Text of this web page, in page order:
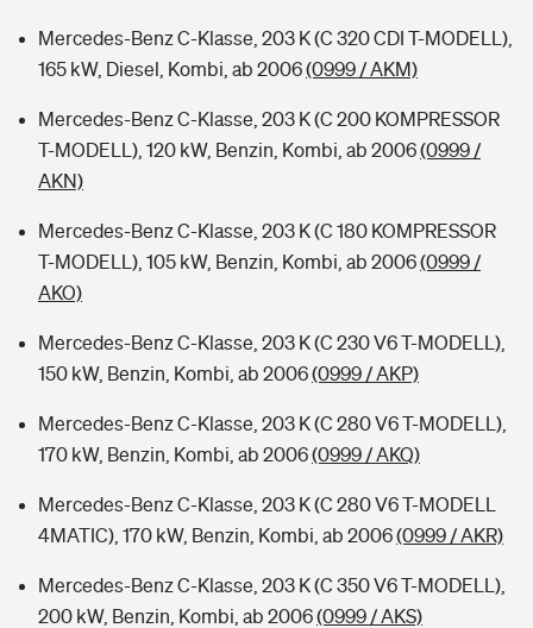
Mercedes-Benz C-Klasse, 203 K (C 320 CDI T-MODELL),
165 kW, Diesel, Kombi, ab 2006(0999 / AKM)
Mercedes-Benz C-Klasse, 203 K (C 200 KOMPRESSOR
T-MODELL), 120 kW, Benzin, Kombi, ab 2006(0999 /
AKN)
Mercedes-Benz C-Klasse, 203 K (C 180 KOMPRESSOR
T-MODELL), 105 kW, Benzin, Kombi, ab 2006(0999 /
AKO)
Mercedes-Benz C-Klasse, 203 K (C 230 V6 T-MODELL),
150 kW, Benzin, Kombi, ab 2006(0999 / AKP)
Mercedes-Benz C-Klasse, 203 K (C 280 V6 T-MODELL),
170 kW, Benzin, Kombi, ab 2006(0999 / AKQ)
Mercedes-Benz C-Klasse, 203 K (C 280 V6 T-MODELL
4MATIC), 170 kW, Benzin, Kombi, ab 2006(0999 / AKR)
Mercedes-Benz C-Klasse, 203 K (C 350 V6 T-MODELL),
200 kW, Benzin, Kombi, ab 2006(0999 / AKS)